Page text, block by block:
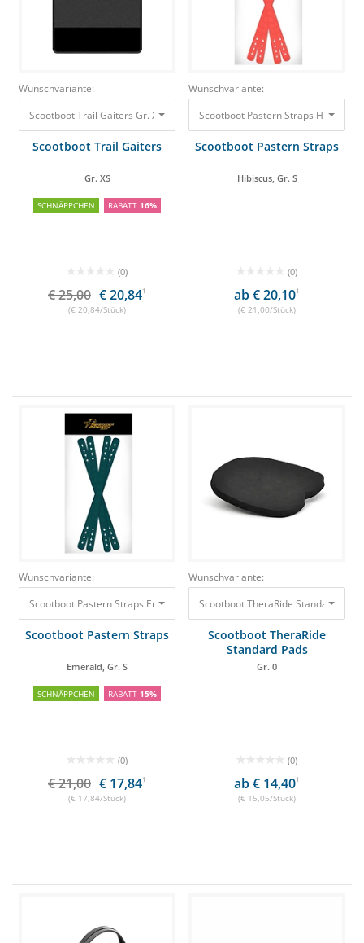
Wunschvariante:
Scootboot Trail Gaiters Gr. XS
20,84 €
Scootboot Trail Gaiters
Gr. XS
SCHNÄPPCHEN RABATT 16%
(0)
€ 25,00 € 20,841
(€ 20,84/Stück)
Wunschvariante:
Scootboot Pastern Straps Hibiscus,
Scootboot Pastern Straps
Hibiscus, Gr. S
(0)
ab € 20,101
(€ 21,00/Stück)
Wunschvariante:
Scootboot Pastern Straps Emerald, Gr. S21,00 €17,84 €
Scootboot Pastern Straps
Emerald, Gr. S
SCHNÄPPCHEN RABATT 15%
(0)
€ 21,00 € 17,841
(€ 17,84/Stück)
Wunschvariante:
Scootboot TheraRide
Standard Pads
Gr. 0
(0)
ab € 14,401
(€ 15,05/Stück)